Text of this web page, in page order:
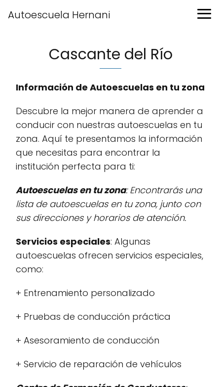
Autoescuela Hernani
Cascante del Río
Información de Autoescuelas en tu zona
Descubre la mejor manera de aprender a
conducir con nuestras autoescuelas en tu
zona. Aquí te presentamos la información
que necesitas para encontrar la
institución perfecta para ti:
Autoescuelas en tu zona: Encontrarás una
lista de autoescuelas en tu zona, junto con
sus direcciones y horarios de atención.
Servicios especiales: Algunas
autoescuelas ofrecen servicios especiales,
como:
+ Entrenamiento personalizado
+ Pruebas de conducción práctica
+ Asesoramiento de conducción
+ Servicio de reparación de vehículos